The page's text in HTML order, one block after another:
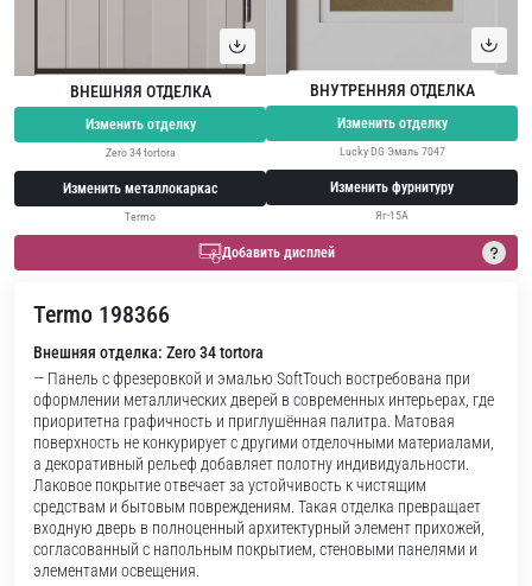
ВНЕШНЯЯ ОТДЕЛКА
Изменить отделку
Zero 34 tortora
Изменить металлокаркас
Termo
ВНУТРЕННЯЯ ОТДЕЛКА
Изменить отделку
Lucky DG Эмаль 7047
Изменить фурнитуру
Яг-15А
Добавить дисплей
Termo 198366
Внешняя отделка: Zero 34 tortora
— Панель с фрезеровкой и эмалью SoftTouch востребована при
оформлении металлических дверей в современных интерьерах, где
приоритетна графичность и приглушённая палитра. Матовая
поверхность не конкурирует с другими отделочными материалами,
а декоративный рельеф добавляет полотну индивидуальности.
Лаковое покрытие отвечает за устойчивость к чистящим
средствам и бытовым повреждениям. Такая отделка превращает
входную дверь в полноценный архитектурный элемент прихожей,
согласованный с напольным покрытием, стеновыми панелями и
элементами освещения.